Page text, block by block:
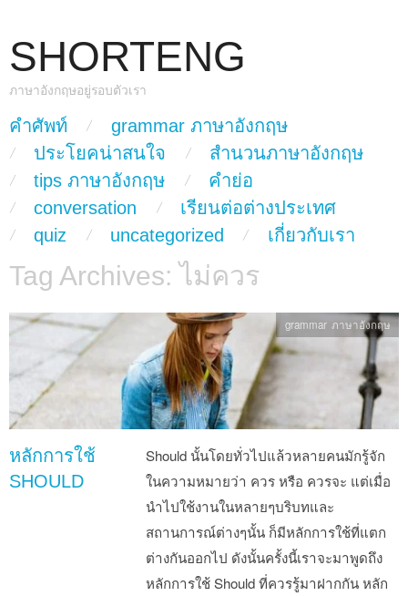
SHORTENG
ภาษาอังกฤษอยู่รอบตัวเรา
Main Menu
skip to content
คำศัพท์
grammar ภาษาอังกฤษ
ประโยคน่าสนใจ
สำนวนภาษาอังกฤษ
tips ภาษาอังกฤษ
คำย่อ
conversation
เรียนต่อต่างประเทศ
quiz
uncategorized เกี่ยวกับเรา
Tag Archives:ไม่ควร
หลักการใช้
SHOULD
Should นั้นโดยทั่วไปแล้วหลายคนมักรู้จัก
ในความหมายว่า ควร หรือ ควรจะ แต่เมื่อ
นำไปใช้งานในหลายๆบริบทและ
สถานการณ์ต่างๆนั้น ก็มีหลักการใช้ที่แตก
ต่างกันออกไป ดังนั้นครั้งนี้เราจะมาพูดถึง
หลักการใช้ Should ที่ควรรู้มาฝากกัน หลัก
grammar ภาษาอังกฤษ